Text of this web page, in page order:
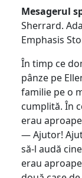
Mesagerul
Sherrard.
Emphasis
În timp ce
pânze pe
familie pe o
cumplită. În
erau
— Ajutor!
să-l audă
erau